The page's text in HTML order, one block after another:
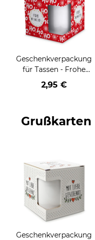
Geschenkverpackung
für Tassen - Frohe
Weihnachten - HO
HO HO - rot
2,95 €
Grußkarten
Geschenkverpackung